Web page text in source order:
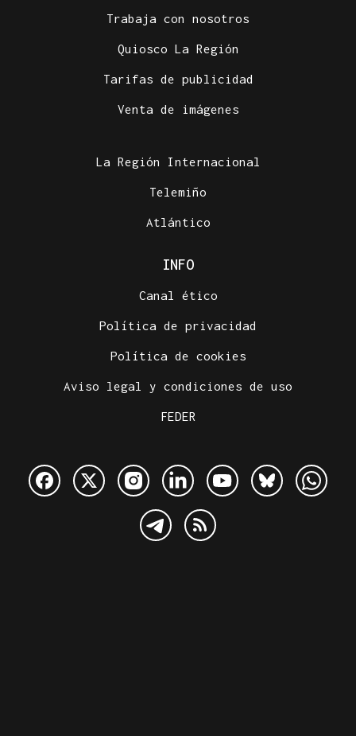
Trabaja con nosotros
Quiosco La Región
Tarifas de publicidad
Venta de imágenes
La Región Internacional
Telemiño
Atlántico
INFO
Canal ético
Política de privacidad
Política de cookies
Aviso legal y condiciones de uso
FEDER